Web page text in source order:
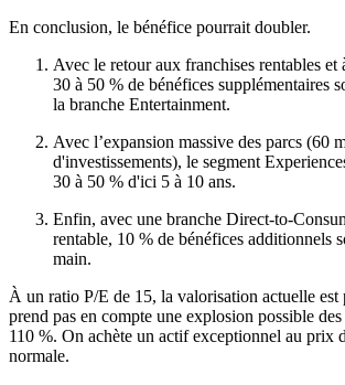
En conclusion, le bénéfice pourrait doubler.
Avec le retour aux franchises rentables
30 à 50 % de bénéfices supplémentaires
la branche Entertainment.
Avec l’expansion massive des parcs (60
d'investissements), le segment
30 à 50 % d'ici 5 à 10 ans.
Enfin, avec une branche Direct-to-
rentable, 10 % de bénéfices additionnels
main.
À un ratio P/E de 15, la valorisation actuelle est
prend pas en compte une explosion possible
110 %. On achète un actif exceptionnel au prix
normale.